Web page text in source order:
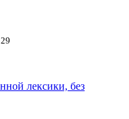
29
лексики, без